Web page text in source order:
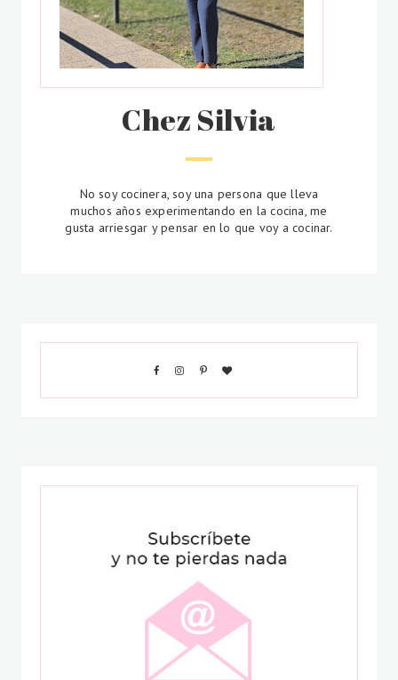
Chez Silvia
No soy cocinera, soy una persona que lleva
muchos años experimentando en la cocina, me
gusta arriesgar y pensar en lo que voy a cocinar.